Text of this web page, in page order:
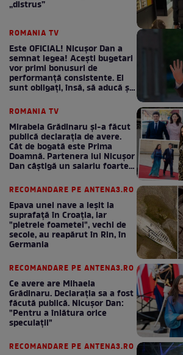
„distrus”
ROMANIA TV
Este OFICIAL! Nicușor Dan a
semnat legea! Acești bugetari
vor primi bonusuri de
performanță consistente. Ei
sunt obligați, însă, să aducă și
ROMANIA TV
Mirabela Grădinaru și-a făcut
publică declarația de avere.
Cât de bogată este Prima
Doamnă. Partenera lui Nicușor
Dan câștigă un salariu foarte
RECOMANDARE PE ANTENA3.RO
Epava unei nave a ieșit la
suprafață în Croația, iar
"pietrele foametei", vechi de
secole, au reapărut în Rin, în
Germania
RECOMANDARE PE ANTENA3.RO
Ce avere are Mihaela
Grădinaru. Declarația sa a fost
făcută publică. Nicușor Dan:
"Pentru a înlătura orice
speculații"
RECOMANDARE PE ANTENA3.RO